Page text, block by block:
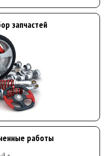
запчастей
работы